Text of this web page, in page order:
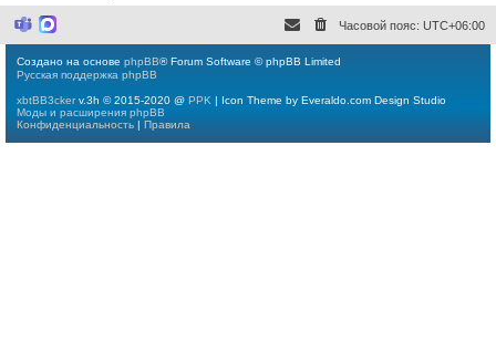
M
r
o
o
f
t
M
Часовой пояс: UTC+06:00
Создано на основе phpBB® Forum Software © phpBB Limited
Русская поддержка phpBB
xbtBB3ckerv.3h © 2015-2020 @ PPK | Icon Theme by Everaldo.com Design Studio
Моды и расширения phpBB
Конфиденциальность | Правила